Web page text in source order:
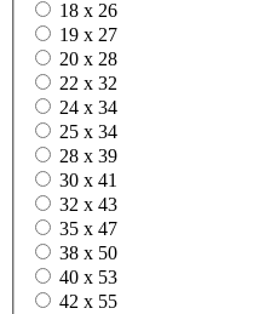
18 x 26
19 x 27
20 x 28
22 x 32
24 x 34
25 x 34
28 x 39
30 x 41
32 x 43
35 x 47
38 x 50
40 x 53
42 x 55